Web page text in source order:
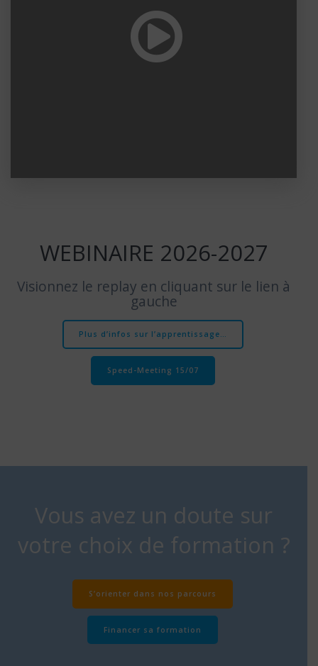
WEBINAIRE 2026-2027
Visionnez le replay en cliquant sur le lien à
gauche
Plus d’infos sur l’apprentissage…
Speed-Meeting 15/07
Vous avez un doute sur
votre choix de formation ?
S’orienter dans nos parcours
Financer sa formation